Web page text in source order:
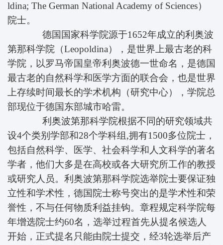
ldina; The German National Academy of Sciences）
院士。
德国国家科学院源于1652年成立的利奥波
第那科学院（Leopoldina），是世界上最古老的科
学院，以罗马帝国皇帝利奥波德一世命名，是德国
最古老的自然科学和医学方面的联合会，也是世界
上存续时间最长的学术机构（研究中心），学院总
部现位于德国东部城市哈雷。
利奥波第那科学院根据不同的研究领域共
设4个类别学部和28个学科组,拥有1500多位院士，
包括自然科学、医学、社会科学和人文科学的著名
学者，他们大多是在高校或各大研究所工作的教授
或研究人员。利奥波第那科学院选举院士要保证独
立性和学术性，德国院士称号突出的是学术性和荣
誉性，不与任何物质利益挂钩。章程规定科学院每
年增选院士约60名，选举过程首先从提名候选人
开始，正式提名只能由院士提交，经3轮选举后产